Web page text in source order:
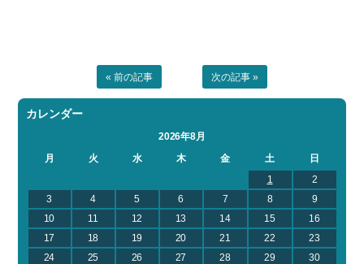
« 前の記事 次の記事 »
カレンダー
2026年8月
月
火 水 木 金 土
日
1
2
3
4 5 6 7 8
9
10
11 12 13 14 15
16
17
18 19 20 21 22
23
24
25 26 27 28 29
30